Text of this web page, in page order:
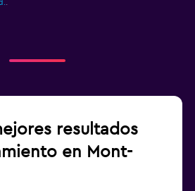
resultados
en Mont-